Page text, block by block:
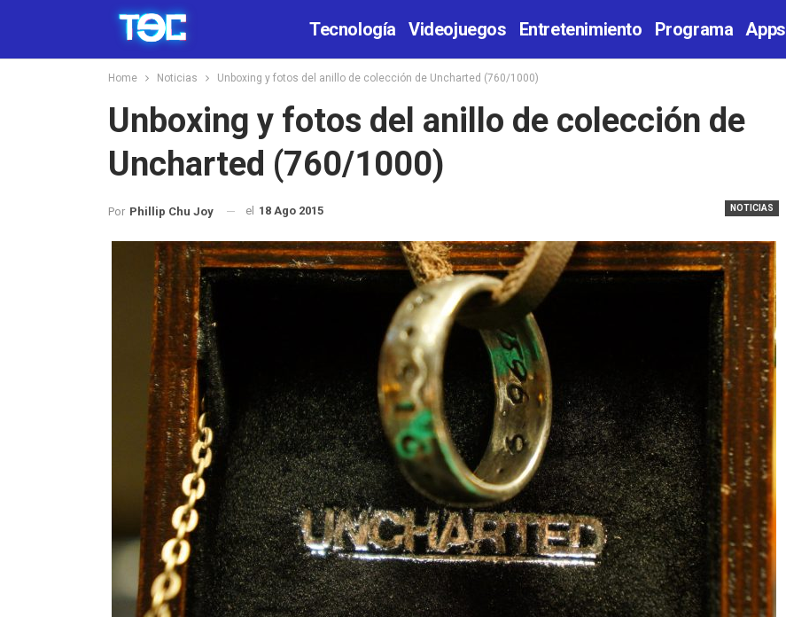
Tecnología Videojuegos Entretenimiento Programa Apps
Home Noticias Unboxing y fotos del anillo de colección de Uncharted (760/1000)
Unboxing y fotos del anillo de colección de
Uncharted (760/1000)
NOTICIAS
Por Phillip Chu Joy el 18 Ago 2015